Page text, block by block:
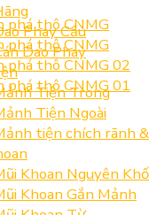
Phay Cầu
Dao Phay
Tiện Trong
Tiện Ngoài
tiện chích rãnh
Khoan Nguyên
Khoan Gắn Mảnh